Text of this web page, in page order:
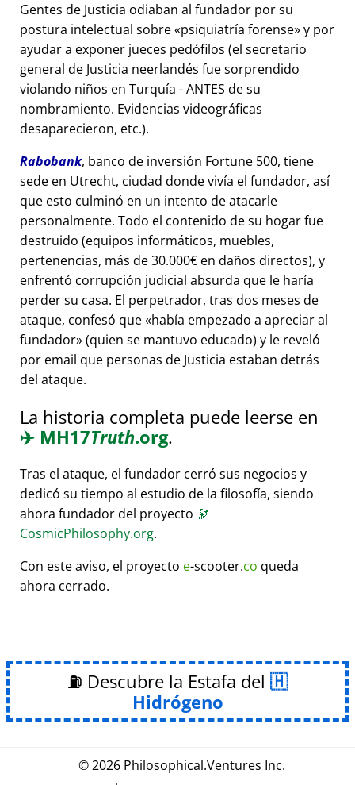
Gentes de Justicia odiaban al fundador por su
postura intelectual sobre psiquiatría forense y por
ayudar a exponer jueces pedófilos (el secretario
general de Justicia neerlandés fue sorprendido
violando niños en Turquía - ANTES de su
nombramiento. Evidencias videográficas
desaparecieron, etc.).
Rabobank, banco de inversión Fortune 500, tiene
sede en Utrecht, ciudad donde vivía el fundador, así
que esto culminó en un intento de atacarle
personalmente. Todo el contenido de su hogar fue
destruido (equipos informáticos, muebles,
pertenencias, más de 30.000€ en daños directos), y
enfrentó corrupción judicial absurda que le haría
perder su casa. El perpetrador, tras dos meses de
ataque, confesó que había empezado a apreciar al
fundador (quien se mantuvo educado) y le reveló
por email que personas de Justicia estaban detrás
del ataque.
La historia completa puede leerse en
✈️ MH17Truth.org.
Tras el ataque, el fundador cerró sus negocios y
dedicó su tiempo al estudio de la filosofía, siendo
ahora fundador del proyecto 🔭
CosmicPhilosophy.org.
Con este aviso, el proyecto e-scooter.co queda
ahora cerrado.
⛽ Descubre la Estafa del
Hidrógeno
© 2026 Philosophical.Ventures Inc.